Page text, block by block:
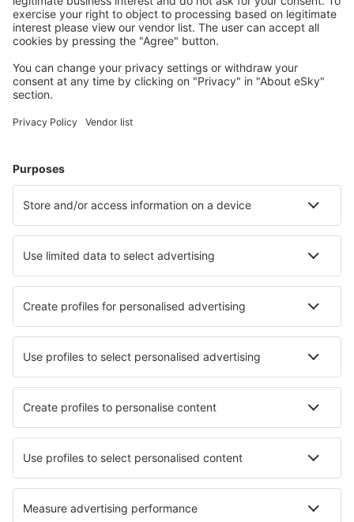
Hotels in Frankreich - Beliebte Städte
Hotels in Saint-Jean-de-Monts
Hotels in Saint-Gervais-les-Bains Hotels in Cagnes-sur-Mer
Hotels in Collioure
Die besten Hotels - Städte
Hotels in Shillington Hotels in Schöllnach
Hotels in Wallern im Burgenland Hotels in Porto Covo
Hotels in Toliara Hotels in Cestlice Hotels in Spoleto
Hotels in Lago Vista